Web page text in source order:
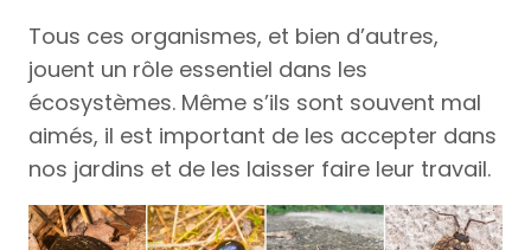
Tous ces organismes, et bien d’autres,
jouent un rôle essentiel dans les
écosystèmes. Même s’ils sont souvent mal
aimés, il est important de les accepter dans
nos jardins et de les laisser faire leur travail.